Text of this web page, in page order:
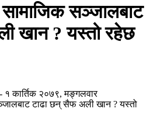
सञ्जालबाट
खान ? यस्तो रहेछ
१ कार्तिक २०७९, मङ्गलवार